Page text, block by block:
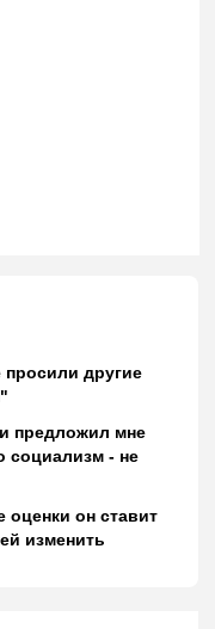
другие
предложил мне
социализм - не
оценки он ставит
изменить